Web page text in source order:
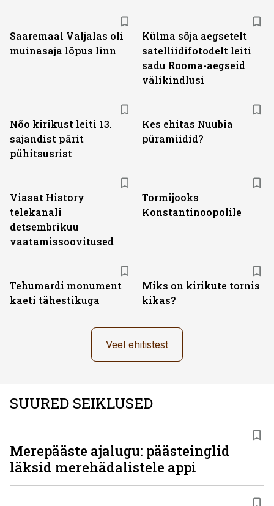
Saaremaal Valjalas oli
muinasaja lõpus linn
Külma sõja aegsetelt
satelliidifotodelt leiti
sadu Rooma-aegseid
välikindlusi
Nõo kirikust leiti 13.
sajandist pärit
pühitsusrist
Kes ehitas Nuubia
püramiidid?
Viasat History
telekanali
detsembrikuu
vaatamissoovitused
Tormijooks
Konstantinoopolile
Tehumardi monument
kaeti tähestikuga
Miks on kirikute tornis
kikas?
Veel ehitistest
SUURED SEIKLUSED
Merepääste ajalugu: päästeinglid
läksid merehädalistele appi